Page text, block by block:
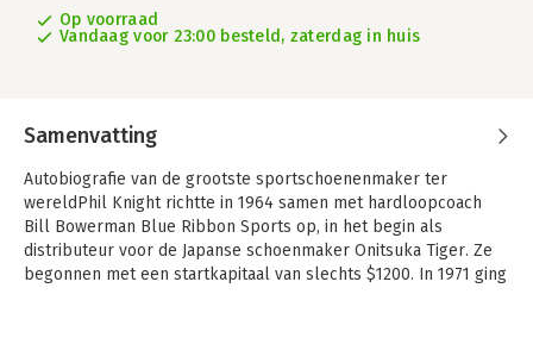
Op voorraad
Vandaag voor 23:00 besteld, zaterdag in huis
Samenvatting
Autobiografie van de grootste sportschoenenmaker ter
wereldPhil Knight richtte in 1964 samen met hardloopcoach
Bill Bowerman Blue Ribbon Sports op, in het begin als
distributeur voor de Japanse schoenmaker Onitsuka Tiger. Ze
begonnen met een startkapitaal van slechts $1200. In 1971 ging